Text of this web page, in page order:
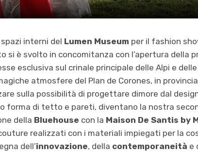
spazi interni del Lumen Museum per il fashion
si è svolto in concomitanza con l’apertura della
esclusiva sul crinale principale delle Alpi e
atmosfere del Plan de Corones, in
sulla possibilità di progettare dimore dal
forma di tetto e pareti, diventano la nostra
della Bluehouse con la Maison De Santis by
realizzati con i materiali impiegati per la
dell’innovazione, della contemporaneità e